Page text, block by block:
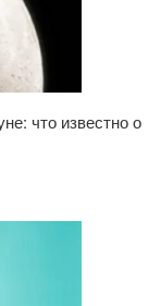
что известно о